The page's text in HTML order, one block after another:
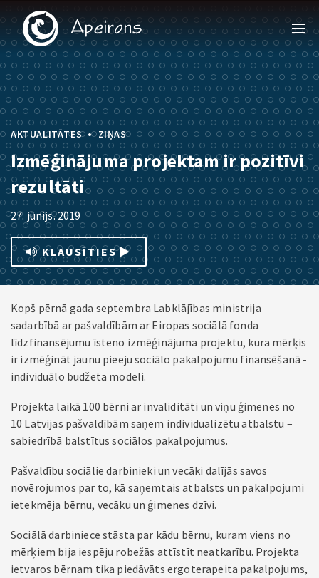
AKTUALITĀTES • ZIŅAS
Izmēģinājuma projektam ir pozitīvi
rezultāti
27. jūnijs. 2019
KLAUSĪTIES
Kopš pērnā gada septembra Labklājības ministrija
sadarbībā ar pašvaldībām ar Eiropas sociālā fonda
līdzfinansējumu īsteno izmēģinājuma projektu, kura mērķis
ir izmēģināt jaunu pieeju sociālo pakalpojumu finansēšanā -
individuālo budžeta modeli.
Projekta laikā 100 bērni ar invaliditāti un viņu ģimenes no
10 Latvijas pašvaldībām saņem individualizētu atbalstu –
sabiedrībā balstītus sociālos pakalpojumus.
Pašvaldību sociālie darbinieki un vecāki dalījās savos
novērojumos par to, kā saņemtais atbalsts un pakalpojumi
ietekmēja bērnu, vecāku un ģimenes dzīvi.
Sociālā darbiniece stāsta par kādu bērnu, kuram viens no
mērķiem bija iespēju robežās attīstīt neatkarību. Projekta
ietvaros bērnam tika piedāvāts ergoterapeita pakalpojums,